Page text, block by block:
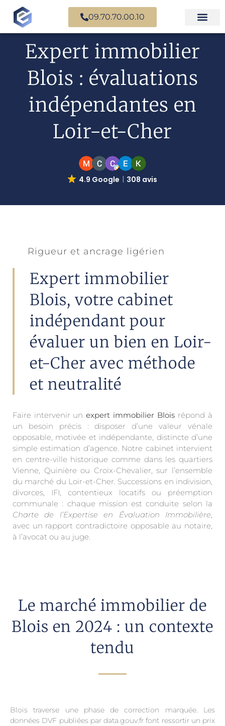
09.70.70.00.10
Expert immobilier
Blois : évaluations
indépendantes en
Loir-et-Cher
4.9 Google 308 avis
Rigueur et ancrage ligérien
Expert immobilier
Blois, votre cabinet
indépendant pour
évaluer un bien en Loir-
et-Cher avec méthode
et neutralité
Faire intervenir un expert immobilier Blois répond à
un besoin précis : disposer d’une valeur vénale
opposable, motivée et indépendante, distincte d’une
simple estimation d’agence. Notre cabinet intervient
en centre-ville historique comme dans les quartiers
Vienne, Quinière ou Croix-Chevalier, sur l’ensemble
du marché du Loir-et-Cher. Successions en indivision,
divorces, IFI, contentieux locatifs ou préemption
communale : chaque mission est conduite selon la
Charte de l’Expertise en Évaluation Immobilière,
avec un rapport contradictoire opposable au notaire,
à l’avocat ou au juge.
Le marché immobilier de
Blois en 2024 : un contexte
tendu
Blois traverse une phase de correction marquée. Les
données DVF publiées par data.gouv.fr font ressortir un prix